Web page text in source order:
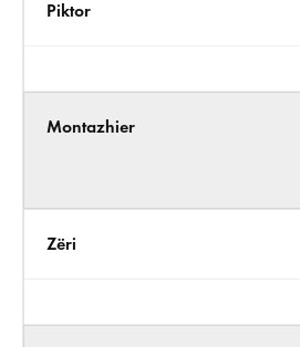
Piktor
Montazhier
Zëri